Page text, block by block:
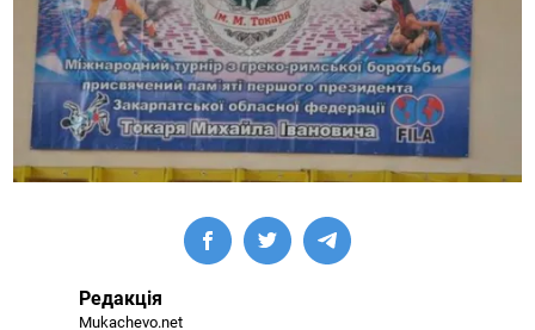
Редакція
Mukachevo.net